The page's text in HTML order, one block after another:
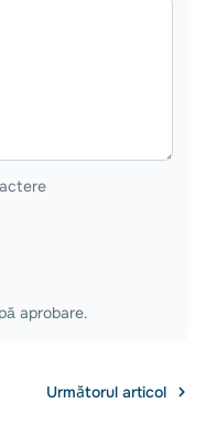
aprobare.
Următorul articol